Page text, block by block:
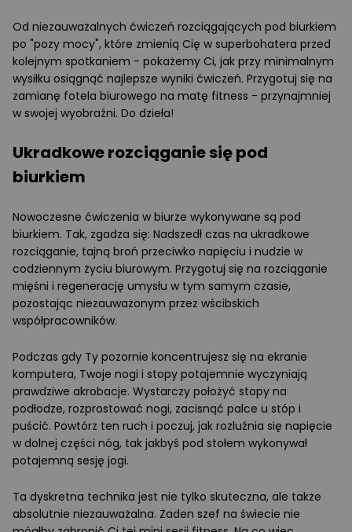
Od niezauważalnych ćwiczeń rozciągających pod biurkiem
po "pozy mocy", które zmienią Cię w superbohatera przed
kolejnym spotkaniem - pokażemy Ci, jak przy minimalnym
wysiłku osiągnąć najlepsze wyniki ćwiczeń. Przygotuj się na
zamianę fotela biurowego na matę fitness - przynajmniej
w swojej wyobraźni. Do dzieła!
Ukradkowe rozciąganie się pod
biurkiem
Nowoczesne ćwiczenia w biurze wykonywane są pod
biurkiem. Tak, zgadza się: Nadszedł czas na ukradkowe
rozciąganie, tajną broń przeciwko napięciu i nudzie w
codziennym życiu biurowym. Przygotuj się na rozciąganie
mięśni i regenerację umysłu w tym samym czasie,
pozostając niezauważonym przez wścibskich
współpracowników.
Podczas gdy Ty pozornie koncentrujesz się na ekranie
komputera, Twoje nogi i stopy potajemnie wyczyniają
prawdziwe akrobacje. Wystarczy położyć stopy na
podłodze, rozprostować nogi, zacisnąć palce u stóp i
puścić. Powtórz ten ruch i poczuj, jak rozluźnia się napięcie
w dolnej części nóg, tak jakbyś pod stołem wykonywał
potajemną sesję jogi.
Ta dyskretna technika jest nie tylko skuteczna, ale także
absolutnie niezauważalna. Żaden szef na świecie nie